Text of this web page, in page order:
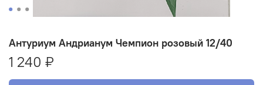
Антуриум Андрианум Чемпион розовый 12/40
1 240 ₽